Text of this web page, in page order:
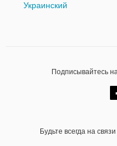
Украинский
Подписывайтесь
Будьте всегда на